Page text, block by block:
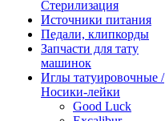
Стерилизация
Источники питания
Педали, клипкорды
Запчасти для тату
машинок
Иглы татуировочные /
Носики-лейки
Good Luck